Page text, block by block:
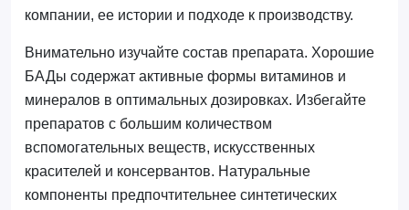
компании, ее истории и подходе к производству.
Внимательно изучайте состав препарата. Хорошие
БАДы содержат активные формы витаминов и
минералов в оптимальных дозировках. Избегайте
препаратов с большим количеством
вспомогательных веществ, искусственных
красителей и консервантов. Натуральные
компоненты предпочтительнее синтетических